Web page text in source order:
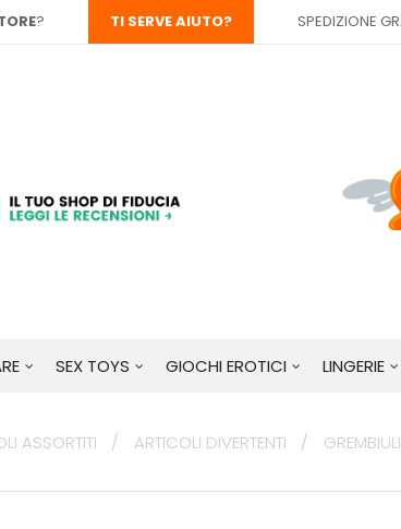
? TI SERVE AIUTO? SPEDIZIONE
SEX TOYS GIOCHI EROTICI LINGERIE
ASSORTITI ARTICOLI DIVERTENTI GREMBIULI